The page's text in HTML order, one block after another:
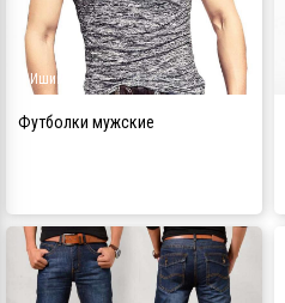
Ишим
Футболки мужские